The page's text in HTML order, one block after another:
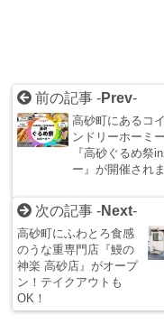
前の記事 -Prev-
高砂町にあるコ
ンドリーホーミ
『高砂ぐるめ祭
ー』が開催され
次の記事 -Next-
高砂町にふわとろ食感
のうな重専門店『鰻の
神楽 高砂店』がオープ
ン！テイクアウトも
OK！